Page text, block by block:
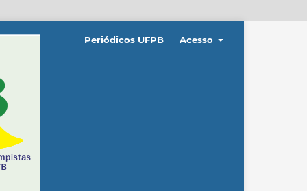
Periódicos UFPB Acesso